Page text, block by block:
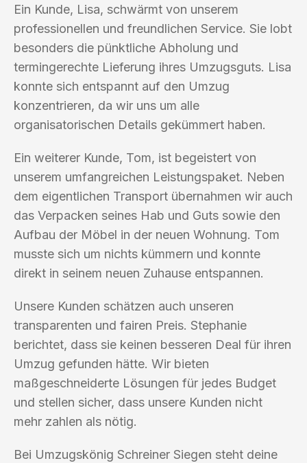
Ein Kunde, Lisa, schwärmt von unserem
professionellen und freundlichen Service. Sie lobt
besonders die pünktliche Abholung und
termingerechte Lieferung ihres Umzugsguts. Lisa
konnte sich entspannt auf den Umzug
konzentrieren, da wir uns um alle
organisatorischen Details gekümmert haben.
Ein weiterer Kunde, Tom, ist begeistert von
unserem umfangreichen Leistungspaket. Neben
dem eigentlichen Transport übernahmen wir auch
das Verpacken seines Hab und Guts sowie den
Aufbau der Möbel in der neuen Wohnung. Tom
musste sich um nichts kümmern und konnte
direkt in seinem neuen Zuhause entspannen.
Unsere Kunden schätzen auch unseren
transparenten und fairen Preis. Stephanie
berichtet, dass sie keinen besseren Deal für ihren
Umzug gefunden hätte. Wir bieten
maßgeschneiderte Lösungen für jedes Budget
und stellen sicher, dass unsere Kunden nicht
mehr zahlen als nötig.
Bei Umzugskönig Schreiner Siegen steht deine